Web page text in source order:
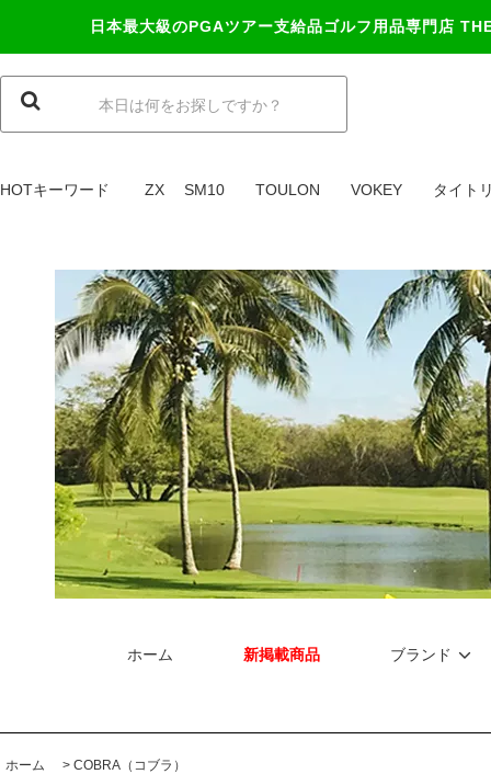
日本最大級のPGAツアー支給品ゴルフ用品専門店
HOTキーワード ZX SM10 TOULON VOKEY タイト
ホーム 新掲載商品 ブランド
ホーム > COBRA（コブラ）